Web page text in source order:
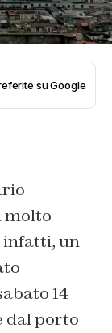
su Google
molto
infatti, un
14
dal porto